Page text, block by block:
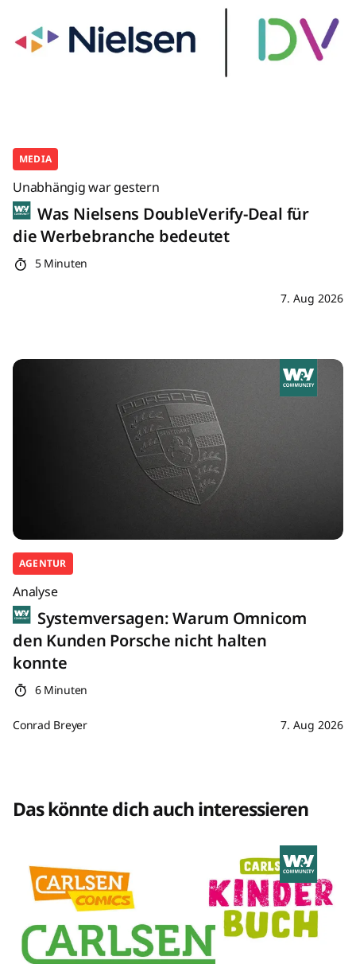
MEDIA
Unabhängig war gestern
Was Nielsens DoubleVerify-Deal für
die Werbebranche bedeutet
5 Minuten
7. Aug 2026
AGENTUR
Analyse
Systemversagen: Warum Omnicom
den Kunden Porsche nicht halten
konnte
6 Minuten
Conrad Breyer 7. Aug 2026
Das könnte dich auch interessieren